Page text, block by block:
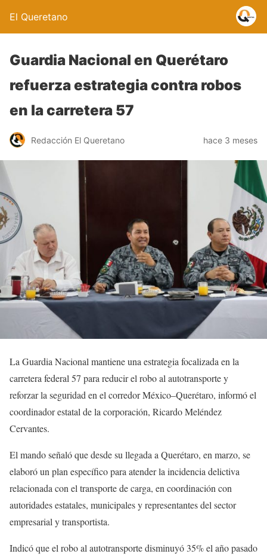
El Queretano
Guardia Nacional en Querétaro
refuerza estrategia contra robos
en la carretera 57
Redacción El Queretano hace 3 meses
La Guardia Nacional mantiene una estrategia focalizada en la
carretera federal 57 para reducir el robo al autotransporte y
reforzar la seguridad en el corredor México–Querétaro, informó el
coordinador estatal de la corporación, Ricardo Meléndez
Cervantes.
El mando señaló que desde su llegada a Querétaro, en marzo, se
elaboró un plan específico para atender la incidencia delictiva
relacionada con el transporte de carga, en coordinación con
autoridades estatales, municipales y representantes del sector
empresarial y transportista.
Indicó que el robo al autotransporte disminuyó 35% el año pasado